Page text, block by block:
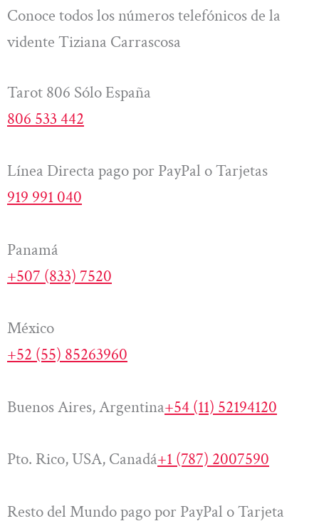
Conoce todos los números telefónicos de la
vidente Tiziana Carrascosa
Tarot 806 Sólo España
806 533 442
Línea Directa pago por PayPal o Tarjetas
919 991 040
Panamá
+507 (833) 7520
México
+52 (55) 85263960
Buenos Aires, Argentina+54 (11) 52194120
Pto. Rico, USA, Canadá+1 (787) 2007590
Resto del Mundo pago por PayPal o Tarjeta